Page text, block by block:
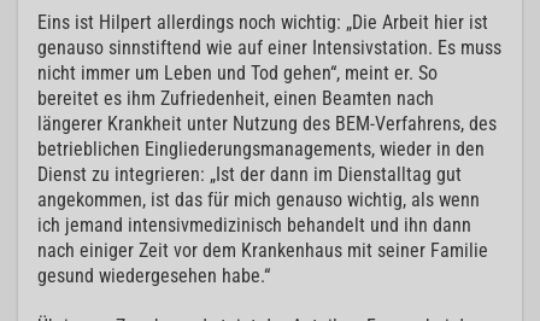
Eins ist Hilpert allerdings noch wichtig: „Die Arbeit hier ist
genauso sinnstiftend wie auf einer Intensivstation. Es muss
nicht immer um Leben und Tod gehen“, meint er. So
bereitet es ihm Zufriedenheit, einen Beamten nach
längerer Krankheit unter Nutzung des BEM-Verfahrens, des
betrieblichen Eingliederungsmanagements, wieder in den
Dienst zu integrieren: „Ist der dann im Dienstalltag gut
angekommen, ist das für mich genauso wichtig, als wenn
ich jemand intensivmedizinisch behandelt und ihn dann
nach einiger Zeit vor dem Krankenhaus mit seiner Familie
gesund wiedergesehen habe.“